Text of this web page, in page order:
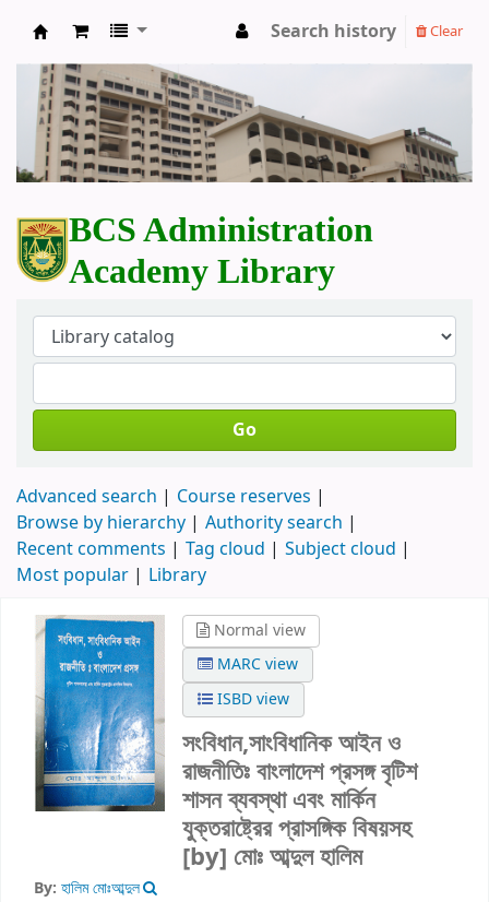
BCS Administration Academy Library
Search history Clear
BCS Administration
Academy Library
Go
Advanced search
Course reserves
Browse by hierarchy
Authority search
Recent comments
Tag cloud
Subject cloud
Most popular
Library
Normal view
MARC view
ISBD view
সংবিধান,সাংবিধানিক আইন ও
রাজনীতিঃ বাংলাদেশ প্রসঙ্গ বৃটিশ
শাসন ব্যবস্থা এবং মার্কিন
যুক্তরাষ্ট্রের প্রাসঙ্গিক বিষয়সহ
[by] মোঃ আব্দুল হালিম
By: হালিম মোঃআব্দুল